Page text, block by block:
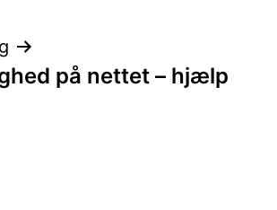
på nettet – hjælp